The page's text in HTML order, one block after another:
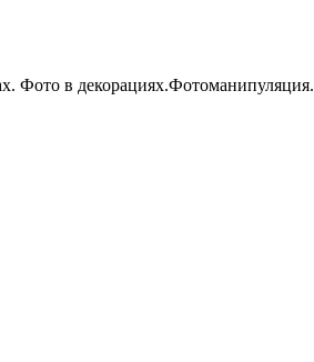
Фото в декорациях.Фотоманипуляция.